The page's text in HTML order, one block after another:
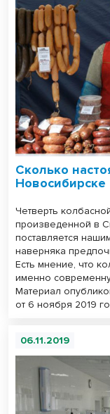
Сколько
Новосибирске
Четверть
произведенной в
поставляется
наверняка
Есть мнение, что
именно
Материал
от 6 ноября 2019
06.11.2019